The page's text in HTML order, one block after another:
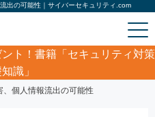
出の可能性｜サイバーセキュリティ.com
ト！書籍「セキュリティ対策
識」
情報漏洩ニュース
個人情報流出の可能性